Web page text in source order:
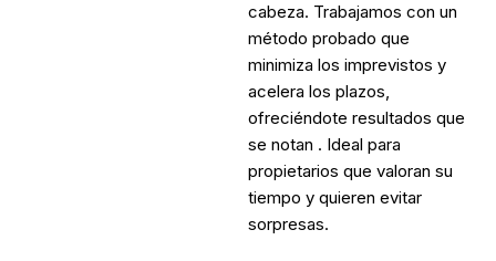
cabeza. Trabajamos con un
método probado que
minimiza los imprevistos y
acelera los plazos,
ofreciéndote resultados que
se notan . Ideal para
propietarios que valoran su
tiempo y quieren evitar
sorpresas.